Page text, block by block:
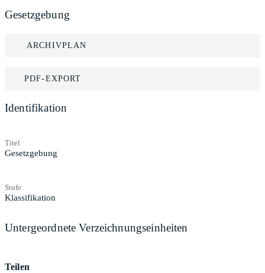
Gesetzgebung
ARCHIVPLAN
PDF-EXPORT
Identifikation
Titel
Gesetzgebung
Stufe
Klassifikation
Untergeordnete Verzeichnungseinheiten
Teilen